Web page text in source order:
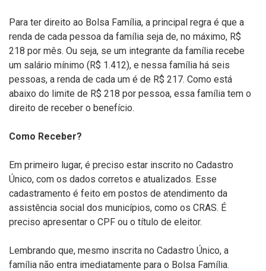
Para ter direito ao Bolsa Família, a principal regra é que a
renda de cada pessoa da família seja de, no máximo, R$
218 por mês. Ou seja, se um integrante da família recebe
um salário mínimo (R$ 1.412), e nessa família há seis
pessoas, a renda de cada um é de R$ 217. Como está
abaixo do limite de R$ 218 por pessoa, essa família tem o
direito de receber o benefício.
Como Receber?
Em primeiro lugar, é preciso estar inscrito no Cadastro
Único, com os dados corretos e atualizados. Esse
cadastramento é feito em postos de atendimento da
assistência social dos municípios, como os CRAS. É
preciso apresentar o CPF ou o título de eleitor.
Lembrando que, mesmo inscrita no Cadastro Único, a
família não entra imediatamente para o Bolsa Família.